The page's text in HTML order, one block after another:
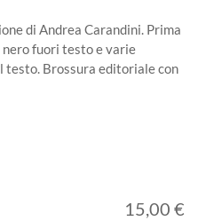
di Andrea Carandini. Prima
nero fuori testo e varie
Brossura editoriale con
15,00 €